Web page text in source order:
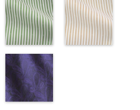
FairyRose
6000
6000
AK201-52 グ
レー 花柄ド
ット キュプ
ラ100％
FairyRose
6000
50.jpg
AK201-50 ネ
イビー 花柄
ドット キュ
wp-
ッド(AK201-
29/LT)
http://www.anys.co.jp/wp-
content/uploads/2013/04/ak201-
AK201-29 レ
ッド 花柄ド
ット キュプ
ラ100％
リーン
(AK201-
27/LT)
http://
wp-
ライプグリー
ン(AKL5300-
3/LT)
http://www.anys.co.jp/wp-